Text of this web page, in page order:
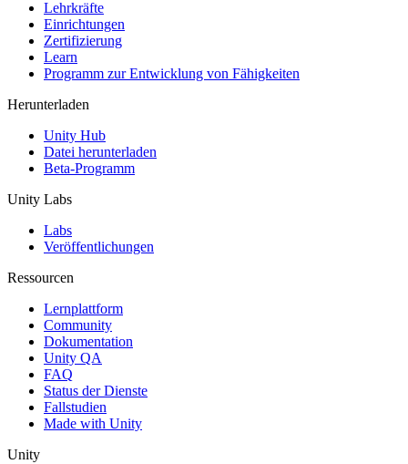
XR-Spiele
XR-Spiele plattformübergreifend starten
Multiplayer-Spiele
Vereinfachte Entwicklung von Multiplayer-Spielen
Lehrkräfte
Einrichtungen
Zertifizierung
Learn
Programm zur Entwicklung von Fähigkeiten
Herunterladen
Unity Hub
Datei herunterladen
Beta-Programm
Unity Labs
Labs
Veröffentlichungen
Ressourcen
Lernplattform
Community
Dokumentation
Unity QA
FAQ
Status der Dienste
Fallstudien
Made with Unity
Unity